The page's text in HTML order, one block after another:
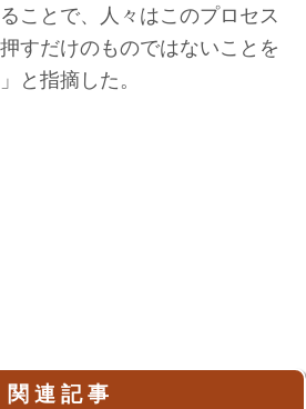
ことで、人々はこのプロセス
すだけのものではないことを
と指摘した。
関 連 記 事